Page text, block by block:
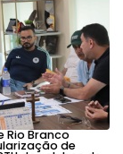
Rio Branco
de